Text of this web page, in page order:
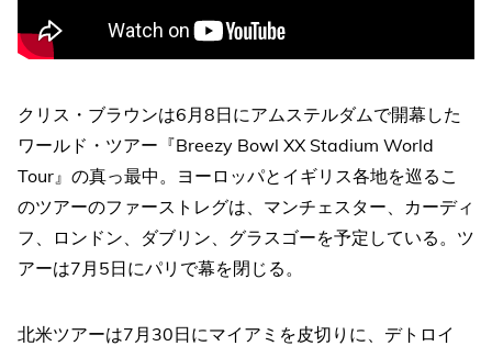
クリス・ブラウンは6月8日にアムステルダムで開幕した
ワールド・ツアー『Breezy Bowl XX Stadium World
Tour』の真っ最中。ヨーロッパとイギリス各地を巡るこ
のツアーのファーストレグは、マンチェスター、カーディ
フ、ロンドン、ダブリン、グラスゴーを予定している。ツ
アーは7月5日にパリで幕を閉じる。
北米ツアーは7月30日にマイアミを皮切りに、デトロイ